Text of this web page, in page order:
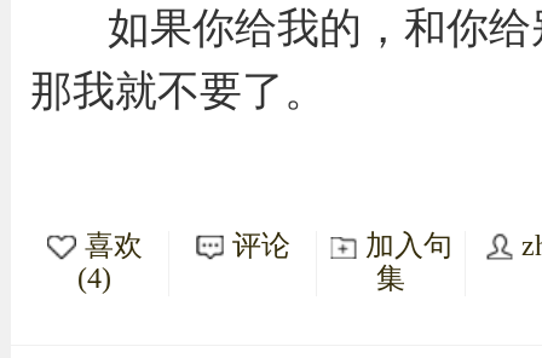
如果你给我的，和你
那我就不要了。
喜欢
(4)
评论
加入句
集